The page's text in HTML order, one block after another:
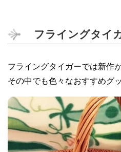
フライングタイ
フライングタイガーでは新作
その中でも色々なおすすめグ